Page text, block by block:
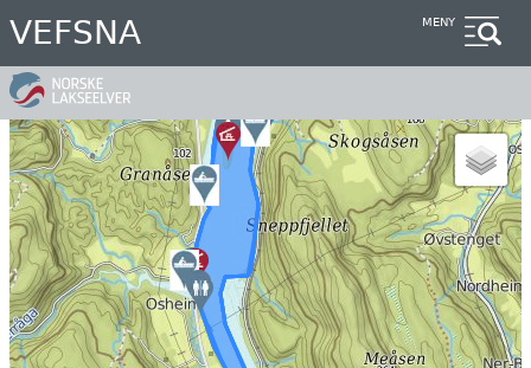
Hopp
til
hovedinnhold
VEFSNA MENY